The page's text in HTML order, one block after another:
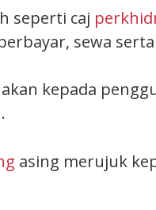
seperti caj
sewa serta
kepada
asing merujuk